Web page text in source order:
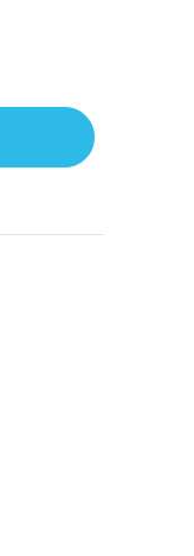
oder